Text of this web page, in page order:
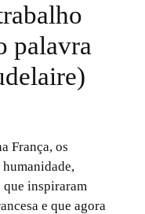
palavra
França, os
inspiraram
e que agora